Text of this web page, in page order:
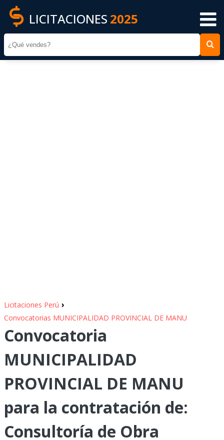
LICITACIONES 2025
Licitaciones Perú ›
Convocatorias MUNICIPALIDAD PROVINCIAL DE MANU
Convocatoria
MUNICIPALIDAD
PROVINCIAL DE MANU
para la contratación de:
Consultoría de Obra